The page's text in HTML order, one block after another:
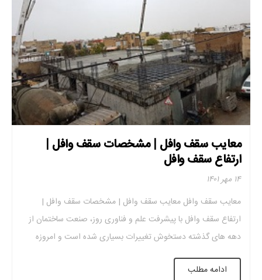
معایب سقف وافل | مشخصات سقف وافل |
ارتفاع سقف وافل
۱۴ مهر ۱۴۰۱
معایب سقف وافل معایب سقف وافل | مشخصات سقف وافل |
ارتفاع سقف وافل با پیشرفت علم و فناوری روز، صنعت ساختمان از
دهه های گذشته دستخوش تغییرات بسیاری شده است و امروزه
تکنیک ها و مصالح مدرن برای افزایش سرعت، افزایش قدرت و طول
سازه ، کاهش هزینه ها و غیره استفاده می شود. […]
ادامه مطلب